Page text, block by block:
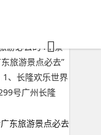
游必去的4个景
旅游景点必去”
、长隆欢乐世界
号广州长隆
广东旅游景点必去